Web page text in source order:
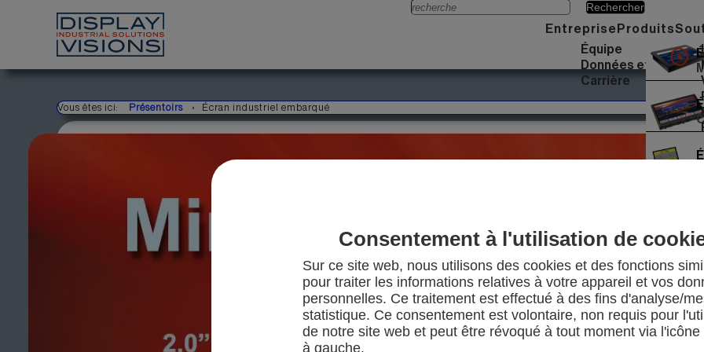
Consentement à l'utilisation de
Sur ce site web, nous utilisons des cookies et des fonctions
pour traiter les informations relatives à votre appareil et vos
personnelles. Ce traitement est effectué à des fins d'analyse/
statistique. Ce consentement est volontaire, non requis pour
de notre site web et peut être révoqué à tout moment via l'icône
à gauche.
Entreprise
Équipe
Données et faits
Carrière
Produits
Vous êtes ici: Présentoirs Écran industriel embarqué